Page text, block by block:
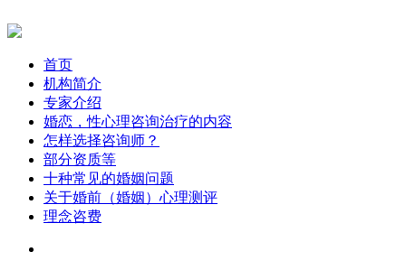
首页
机构简介
专家介绍
婚恋，性心理咨询治疗的内容
怎样选择咨询师？
部分资质等
十种常见的婚姻问题
关于婚前（婚姻）心理测评
理念咨费